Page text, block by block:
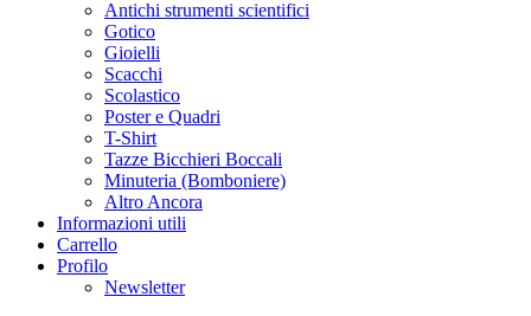
Antichi strumenti scientifici
Gotico
Gioielli
Scacchi
Scolastico
Poster e Quadri
T-Shirt
Tazze Bicchieri Boccali
Minuteria (Bomboniere)
Altro Ancora
Informazioni utili
Carrello
Profilo
Newsletter